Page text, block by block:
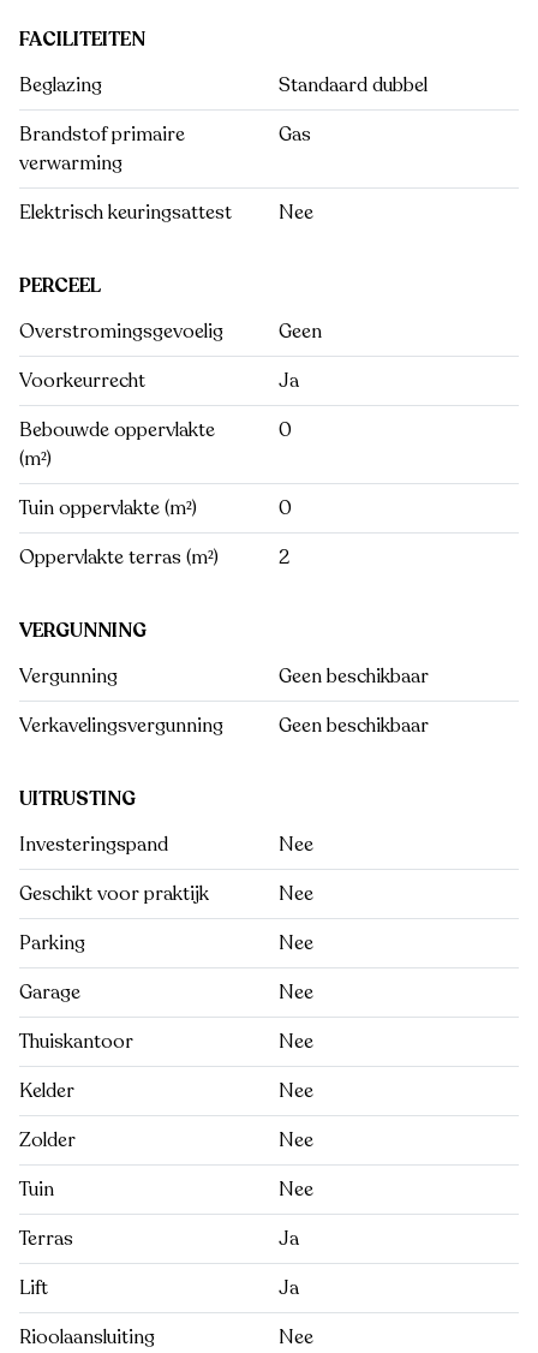
FACILITEITEN
Beglazing
Standaard dubbel
Brandstof primaire
verwarming
Gas
Elektrisch keuringsattest Nee
PERCEEL
Overstromingsgevoelig
Geen
Voorkeurrecht
Ja
Bebouwde oppervlakte
(m²)
0
Tuin oppervlakte (m²)
0
Oppervlakte terras (m²)
2
VERGUNNING
Vergunning
Geen beschikbaar
Verkavelingsvergunning
Geen beschikbaar
UITRUSTING
Investeringspand
Nee
Geschikt voor praktijk
Nee
Parking
Nee
Garage
Nee
Thuiskantoor
Nee
Kelder
Nee
Zolder
Nee
Tuin
Nee
Terras
Ja
Lift
Ja
Rioolaansluiting
Nee